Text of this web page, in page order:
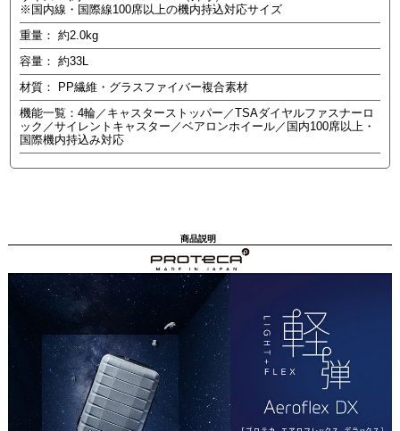
※国内線・国際線100席以上の機内持込対応サイズ
重量： 約2.0kg
容量： 約33L
材質： PP繊維・グラスファイバー複合素材
機能一覧：4輪／キャスターストッパー／TSAダイヤルファスナーロ
ック／サイレントキャスター／ベアロンホイール／国内100席以上・
国際機内持込み対応
商品説明